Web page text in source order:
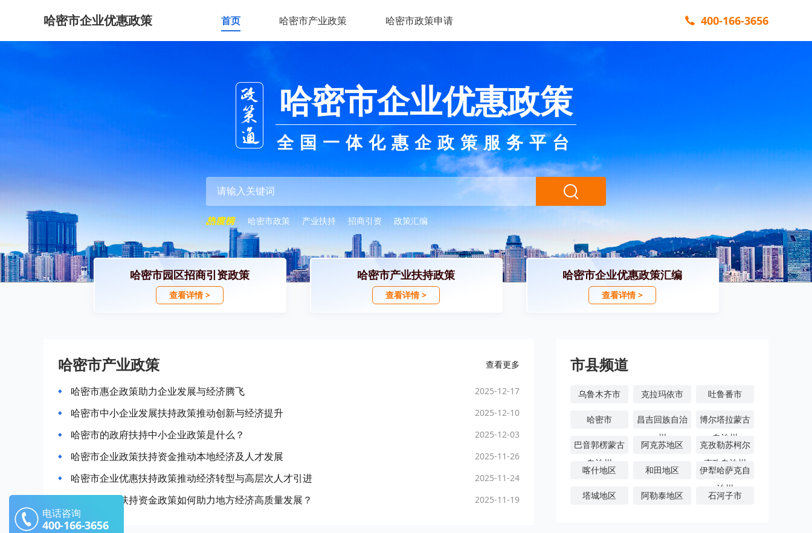
哈密市企业优惠政策 首页 哈密市产业政策 哈密市政策申请 400-166-3656
哈密市企业优惠政策
全国一体化惠企政策服务平台
哈密市政策 产业扶持 招商引资 政策汇编
哈密市园区招商引资政策
查看详情 >
哈密市产业扶持政策
查看详情 >
哈密市企业优惠政策汇编
查看详情 >
哈密市产业政策 查看更多
哈密市惠企政策助力企业发展与经济腾飞 2025-12-17
哈密市中小企业发展扶持政策推动创新与经济提升 2025-12-10
哈密市的政府扶持中小企业政策是什么？ 2025-12-03
哈密市企业政策扶持资金推动本地经济及人才发展 2025-11-26
哈密市企业优惠扶持政策推动经济转型与高层次人才引进 2025-11-24
哈密市企业扶持资金政策如何助力地方经济高质量发展？ 2025-11-19
市县频道
乌鲁木齐市 克拉玛依市 吐鲁番市
哈密市
昌吉回族自治
州
博尔塔拉蒙古
自治州
巴音郭楞蒙古
自治州
阿克苏地区
克孜勒苏柯尔
克孜自治州
喀什地区 和田地区
伊犁哈萨克自
治州
塔城地区 阿勒泰地区 石河子市
电话咨询
400-166-3656